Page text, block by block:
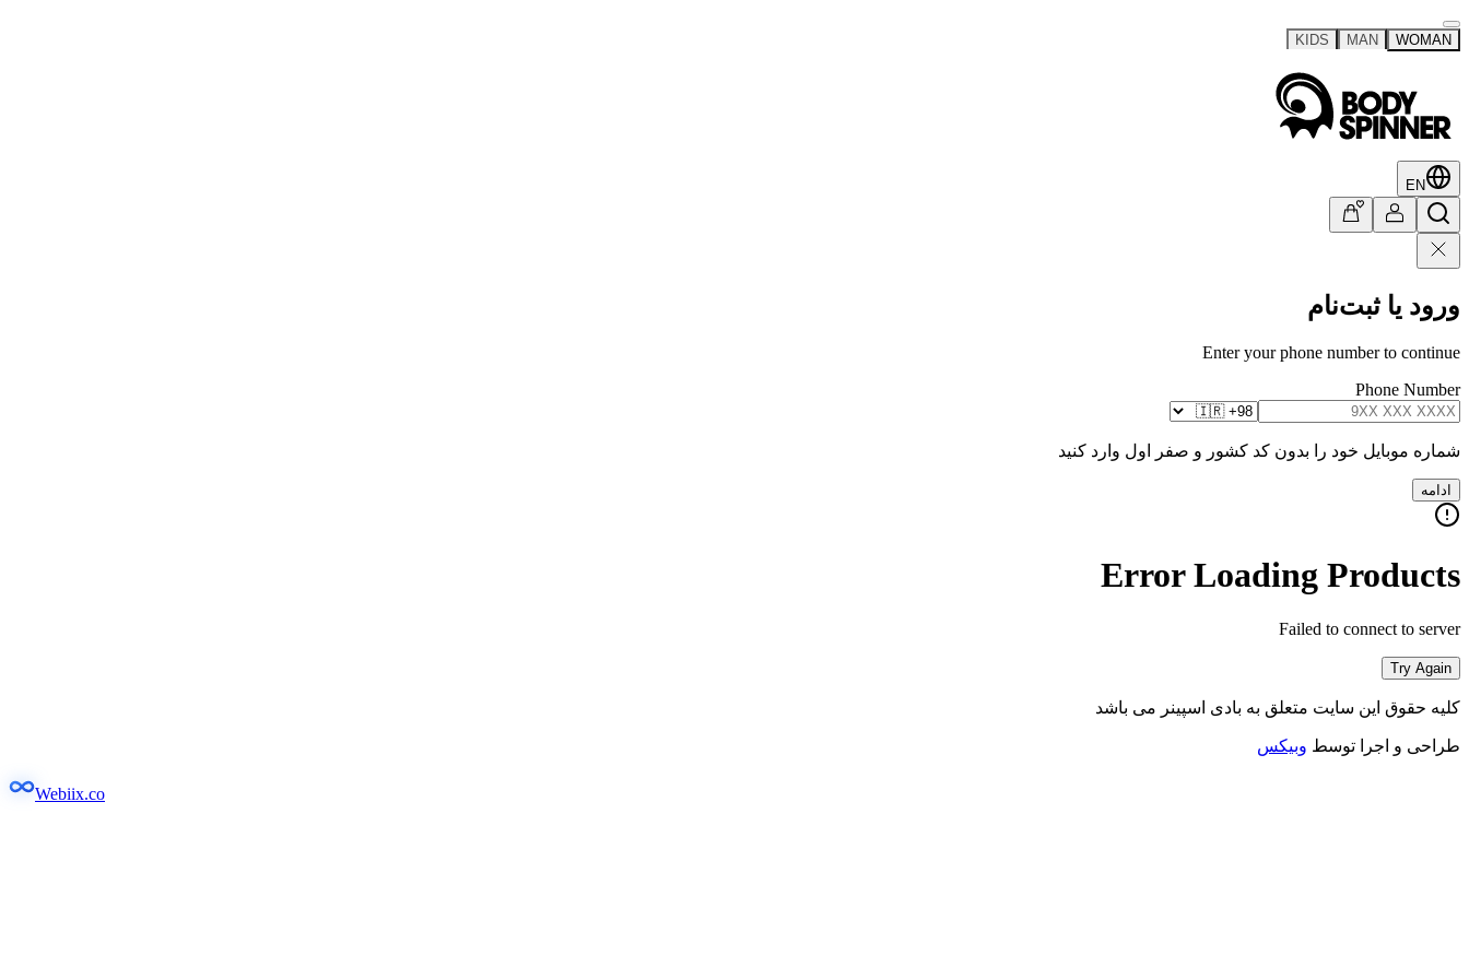
WOMAN
MAN
KIDS
EN
ورود یا ثبت‌نام
Enter your phone number to continue
Phone Number
شماره موبایل خود را بدون کد کشور و صفر اول وارد کنید
ادامه
Error Loading Products
Failed to connect to server
Try Again
کلیه حقوق این سایت متعلق به بادی اسپینر می باشد
طراحی و اجرا توسط وبیکس
Webiix.co